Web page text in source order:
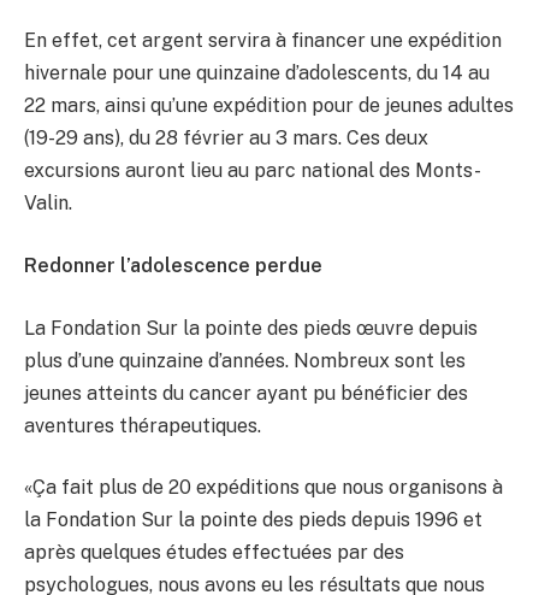
En effet, cet argent servira à financer une expédition
hivernale pour une quinzaine d’adolescents, du 14 au
22 mars, ainsi qu’une expédition pour de jeunes adultes
(19-29 ans), du 28 février au 3 mars. Ces deux
excursions auront lieu au parc national des Monts-
Valin.
Redonner l’adolescence perdue
La Fondation Sur la pointe des pieds œuvre depuis
plus d’une quinzaine d’années. Nombreux sont les
jeunes atteints du cancer ayant pu bénéficier des
aventures thérapeutiques.
«Ça fait plus de 20 expéditions que nous organisons à
la Fondation Sur la pointe des pieds depuis 1996 et
après quelques études effectuées par des
psychologues, nous avons eu les résultats que nous